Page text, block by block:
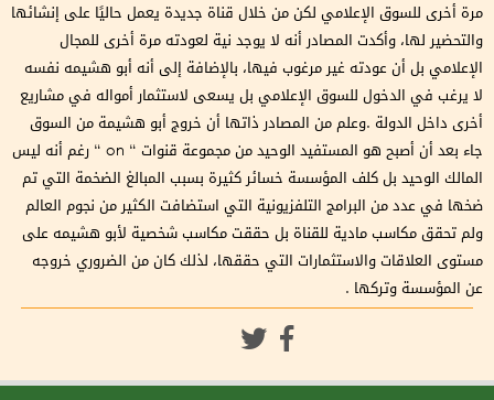
مرة أخرى للسوق الإعلامي لكن من خلال قناة جديدة يعمل حاليًا على إنشائها
والتحضير لها، وأكدت المصادر أنه لا يوجد نية لعودته مرة أخرى للمجال
الإعلامي بل أن عودته غير مرغوب فيها، بالإضافة إلى أنه أبو هشيمه نفسه
لا يرغب في الدخول للسوق الإعلامي بل يسعى لاستثمار أمواله في مشاريع
أخرى داخل الدولة .وعلم من المصادر ذاتها أن خروج أبو هشيمة من السوق
جاء بعد أن أصبح هو المستفيد الوحيد من مجموعة قنوات “ on “ رغم أنه ليس
المالك الوحيد بل كلف المؤسسة خسائر كثيرة بسبب المبالغ الضخمة التي تم
ضخها في عدد من البرامج التلفزيونية التي استضافت الكثير من نجوم العالم
ولم تحقق مكاسب مادية للقناة بل حققت مكاسب شخصية لأبو هشيمه على
مستوى العلاقات والاستثمارات التي حققها، لذلك كان من الضروري خروجه
عن المؤسسة وتركها .